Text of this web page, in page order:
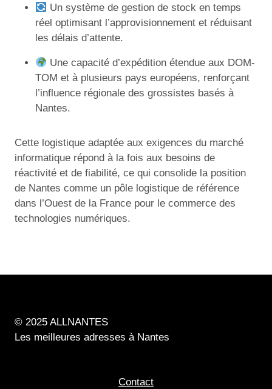
Un système de gestion de stock en temps
réel optimisant l’approvisionnement et réduisant
les délais d’attente.
Une capacité d’expédition étendue aux DOM-
TOM et à plusieurs pays européens, renforçant
l’influence régionale des grossistes basés à
Nantes.
Cette logistique adaptée aux exigences du marché
informatique répond à la fois aux besoins de
réactivité et de fiabilité, ce qui consolide la position
de Nantes comme un pôle logistique de référence
dans l’Ouest de la France pour le commerce des
technologies numériques.
© 2025 ALLNANTES
Les meilleures adresses à Nantes
Contact